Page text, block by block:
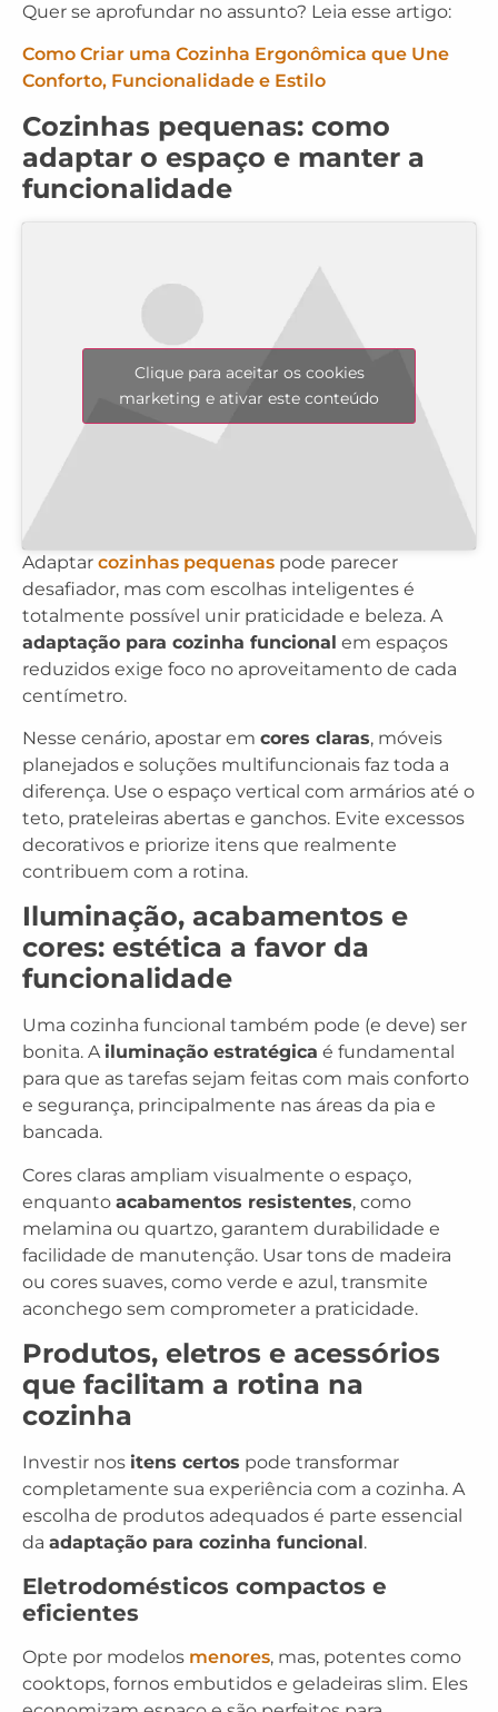
Quer se aprofundar no assunto? Leia esse artigo:
Como Criar uma Cozinha Ergonômica que Une
Conforto, Funcionalidade e Estilo
Cozinhas pequenas: como
adaptar o espaço e manter a
funcionalidade
Clique para aceitar os cookies
marketing e ativar este conteúdo
Adaptar cozinhas pequenas pode parecer
desafiador, mas com escolhas inteligentes é
totalmente possível unir praticidade e beleza. A
adaptação para cozinha funcional em espaços
reduzidos exige foco no aproveitamento de cada
centímetro.
Nesse cenário, apostar em cores claras, móveis
planejados e soluções multifuncionais faz toda a
diferença. Use o espaço vertical com armários até o
teto, prateleiras abertas e ganchos. Evite excessos
decorativos e priorize itens que realmente
contribuem com a rotina.
Iluminação, acabamentos e
cores: estética a favor da
funcionalidade
Uma cozinha funcional também pode (e deve) ser
bonita. A iluminação estratégica é fundamental
para que as tarefas sejam feitas com mais conforto
e segurança, principalmente nas áreas da pia e
bancada.
Cores claras ampliam visualmente o espaço,
enquanto acabamentos resistentes, como
melamina ou quartzo, garantem durabilidade e
facilidade de manutenção. Usar tons de madeira
ou cores suaves, como verde e azul, transmite
aconchego sem comprometer a praticidade.
Produtos, eletros e acessórios
que facilitam a rotina na
cozinha
Investir nos itens certos pode transformar
completamente sua experiência com a cozinha. A
escolha de produtos adequados é parte essencial
da adaptação para cozinha funcional.
Eletrodomésticos compactos e
eficientes
Opte por modelos menores, mas, potentes como
cooktops, fornos embutidos e geladeiras slim. Eles